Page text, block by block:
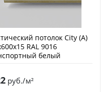
потолок City (A)
RAL 9016
белый
руб./м²